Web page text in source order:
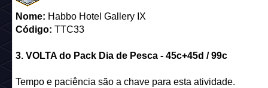
Nome: Habbo Hotel Gallery IX
Código: TTC33
3. VOLTA do Pack Dia de Pesca - 45c+45d / 99c
Tempo e paciência são a chave para esta atividade.